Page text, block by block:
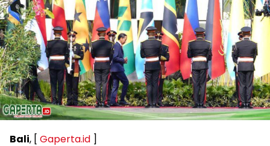
Bali, [ Gaperta.id ]